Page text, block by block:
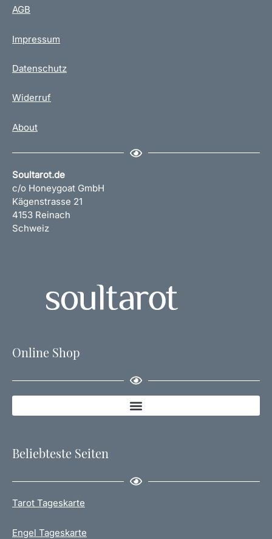
AGB
Impressum
Datenschutz
Widerruf
About
Soultarot.de
c/o Honeygoat GmbH
Kägenstrasse 21
4153 Reinach
Schweiz
Online Shop
Beliebteste Seiten
Tarot Tageskarte
Engel Tageskarte